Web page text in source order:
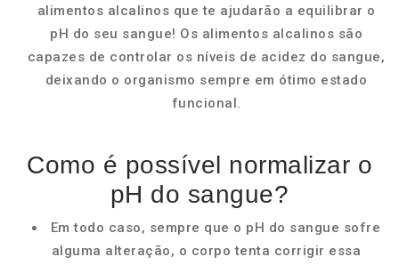
alimentos alcalinos que te ajudarão a equilibrar o
pH do seu sangue! Os alimentos alcalinos são
capazes de controlar os níveis de acidez do sangue,
deixando o organismo sempre em ótimo estado
funcional.
Como é possível normalizar o
pH do sangue?
Em todo caso, sempre que o pH do sangue sofre
alguma alteração, o corpo tenta corrigir essa